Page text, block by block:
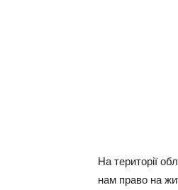
На території
нам право на